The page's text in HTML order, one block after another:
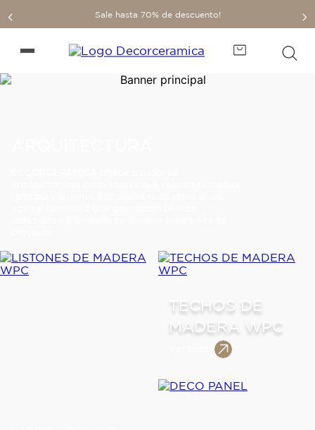
Sale hasta 70% de descuento!